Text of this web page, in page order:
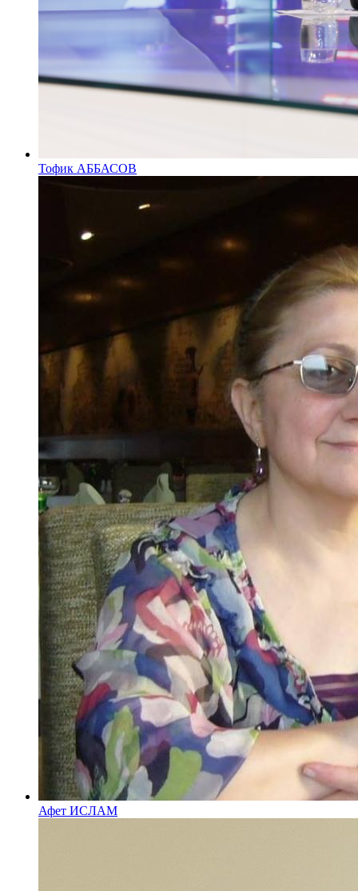
Тофик АББАСОВ
Афет ИСЛАМ